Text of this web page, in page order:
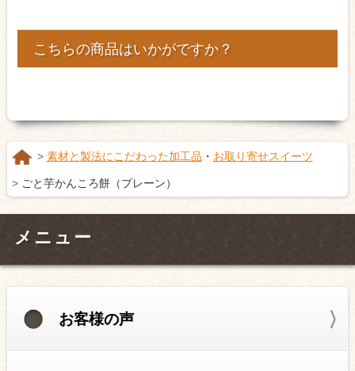
こちらの商品はいかがですか？
素材と製法にこだわった加工品 ・ お取り寄せスイーツ
ごと芋かんころ餅（プレーン）
メニュー
お客様の声